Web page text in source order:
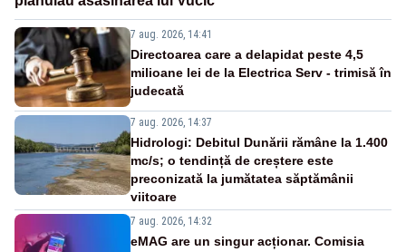
7 aug. 2026, 14:41
Directoarea care a delapidat peste 4,5
milioane lei de la Electrica Serv - trimisă în
judecată
7 aug. 2026, 14:37
Hidrologi: Debitul Dunării rămâne la 1.400
mc/s; o tendință de creștere este
preconizată la jumătatea săptămânii
viitoare
7 aug. 2026, 14:32
eMAG are un singur acționar. Comisia